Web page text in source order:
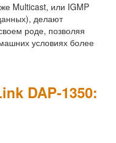
Multicast, или IGMP
делают
роде, позволяя
условиях более
DAP-1350: